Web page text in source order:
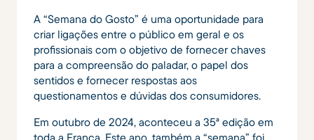
A “Semana do Gosto” é uma oportunidade para
criar ligações entre o público em geral e os
profissionais com o objetivo de fornecer chaves
para a compreensão do paladar, o papel dos
sentidos e fornecer respostas aos
questionamentos e dúvidas dos consumidores.
Em outubro de 2024, aconteceu a 35ª edição em
toda a França. Este ano, também a “semana” foi